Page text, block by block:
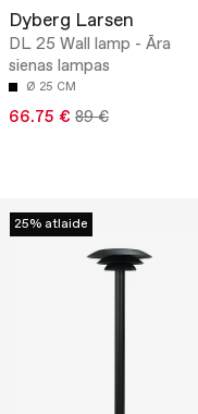
Dyberg Larsen
DL 25 Wall lamp - Āra
sienas lampas
Ø 25 CM
66.75 € 89 €
25% atlaide